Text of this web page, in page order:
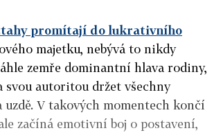
promítají do lukrativního
majetku, nebývá to nikdy
zemře dominantní hlava rodiny,
svou autoritou držet všechny
V takových momentech končí
začíná emotivní boj o postavení,